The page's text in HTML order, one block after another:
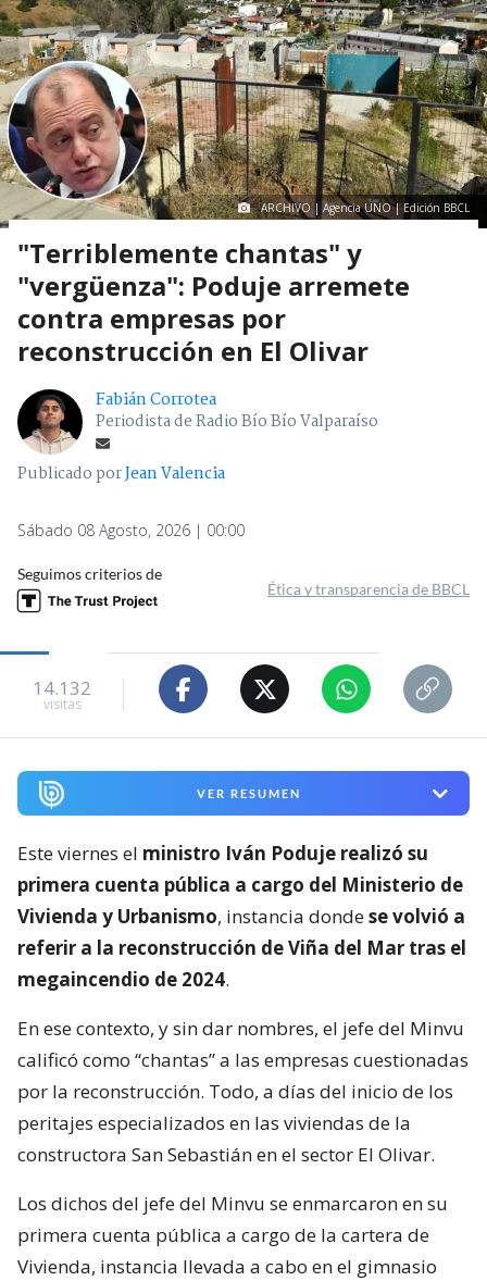
ARCHIVO | Agencia UNO | Edición BBCL
"Terriblemente chantas" y
"vergüenza": Poduje arremete
contra empresas por
reconstrucción en El Olivar
Fabián Corrotea
Periodista de Radio Bío Bío Valparaíso
Publicado porJean Valencia
Sábado 08 Agosto, 2026 | 00:00
Seguimos criterios de
Ética y transparencia de BBCL
14.132
visitas
VER RESUMEN
Este viernes el ministro Iván Poduje realizó su
primera cuenta pública a cargo del Ministerio de
Vivienda y Urbanismo, instancia dondese volvió a
referir a la reconstrucción de Viña del Mar tras el
megaincendio de 2024.
En ese contexto, y sin dar nombres, el jefe del Minvu
calificó como “chantas” a las empresas cuestionadas
por la reconstrucción. Todo, a días del inicio de los
peritajes especializados en las viviendas de la
constructora San Sebastián en el sector El Olivar.
Los dichos del jefe del Minvu se enmarcaron en su
primera cuenta pública a cargo de la cartera de
Vivienda, instancia llevada a cabo en el gimnasio